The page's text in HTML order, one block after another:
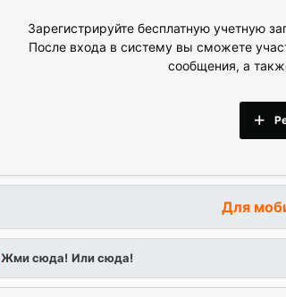
Зарегистрируйте бесплатную учетную
После входа в систему вы сможете
сообщения, а
Для
Жми сюда! Или сюда!